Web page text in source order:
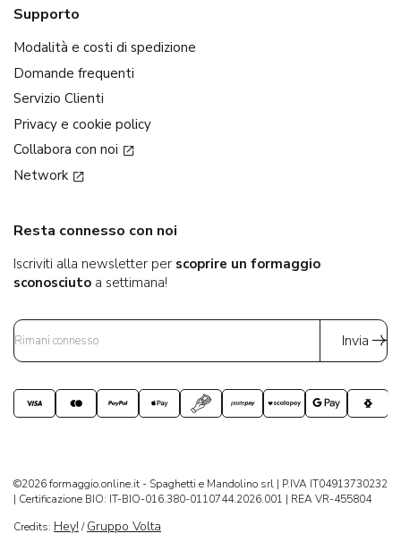
Supporto
Modalità e costi di spedizione
Domande frequenti
Servizio Clienti
Privacy e cookie policy
Collabora con noi
Network
Resta connesso con noi
Iscriviti alla newsletter per scoprire un formaggio
sconosciuto a settimana!
Invia
©2026 formaggio.online.it - Spaghetti e Mandolino srl | P.IVA IT04913730232
| Certificazione BIO: IT-BIO-016.380-0110744.2026.001 | REA VR-455804
Credits: Hey! /Gruppo Volta